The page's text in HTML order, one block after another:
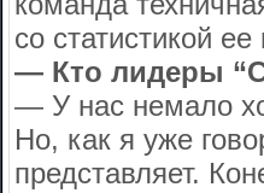
со статистикой ее
— Кто лидеры
— У нас немало
Но, как я уже
представляет.